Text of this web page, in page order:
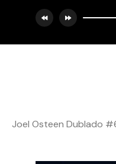
Joel Osteen Dublado